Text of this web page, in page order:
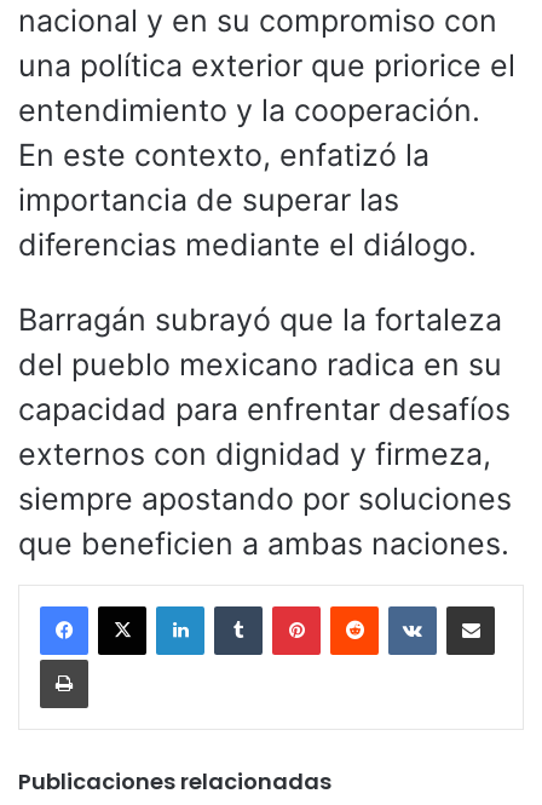
nacional y en su compromiso con
una política exterior que priorice el
entendimiento y la cooperación.
En este contexto, enfatizó la
importancia de superar las
diferencias mediante el diálogo.
Barragán subrayó que la fortaleza
del pueblo mexicano radica en su
capacidad para enfrentar desafíos
externos con dignidad y firmeza,
siempre apostando por soluciones
que beneficien a ambas naciones.
LinkedInTumblr PinterestReddit VKontakteCompartir por
Imprimir
Publicaciones relacionadas